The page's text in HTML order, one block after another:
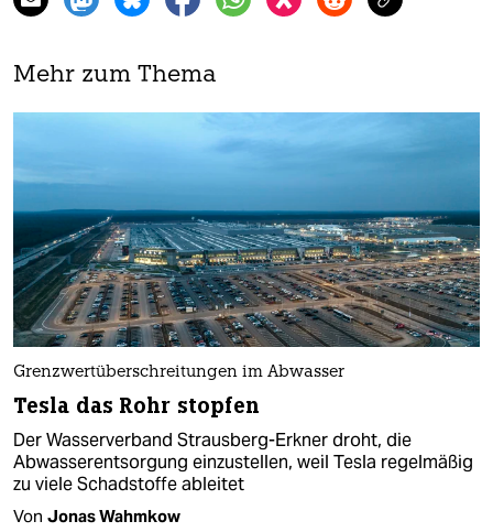
Mehr zum Thema
Grenzwertüberschreitungen im Abwasser
Tesla das Rohr stopfen
Der Wasserverband Strausberg-Erkner droht, die
Abwasserentsorgung einzustellen, weil Tesla regelmäßig
zu viele Schadstoffe ableitet
Von Jonas Wahmkow